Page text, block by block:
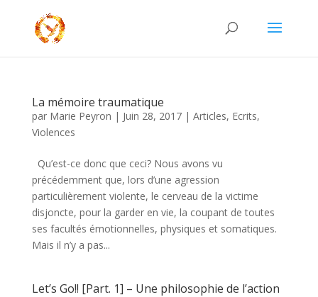
La mémoire traumatique
par Marie Peyron | Juin 28, 2017| Articles, Ecrits,
Violences
Qu’est-ce donc que ceci? Nous avons vu
précédemment que, lors d’une agression
particulièrement violente, le cerveau de la victime
disjoncte, pour la garder en vie, la coupant de toutes
ses facultés émotionnelles, physiques et somatiques.
Mais il n’y a pas...
Let’s Go!! [Part. 1] – Une philosophie de l’action